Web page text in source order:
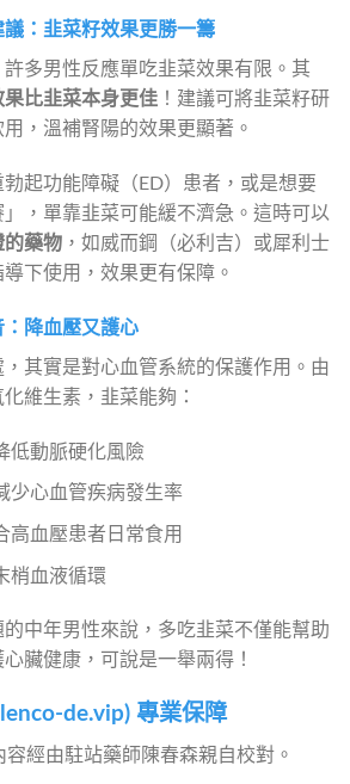
：韭菜籽效果更勝一籌
多男性反應單吃韭菜效果有限。其
比韭菜本身更佳 ！建議可將韭菜籽研
，溫補腎陽的效果更顯著。
起功能障礙（ED）患者，或是想要
，單靠韭菜可能緩不濟急。這時可以
的藥物 ，如威而鋼（必利吉）或犀利士
下使用，效果更有保障。
降血壓又護心
其實是對心血管系統的保護作用。由
維生素，韭菜能夠：
低動脈硬化風險
少心血管疾病發生率
高血壓患者日常食用
梢血液循環
中年男性來說，多吃韭菜不僅能幫助
心臟健康，可說是一舉兩得！
de.vip) 專業保障
容經由駐站藥師陳春森親自校對。